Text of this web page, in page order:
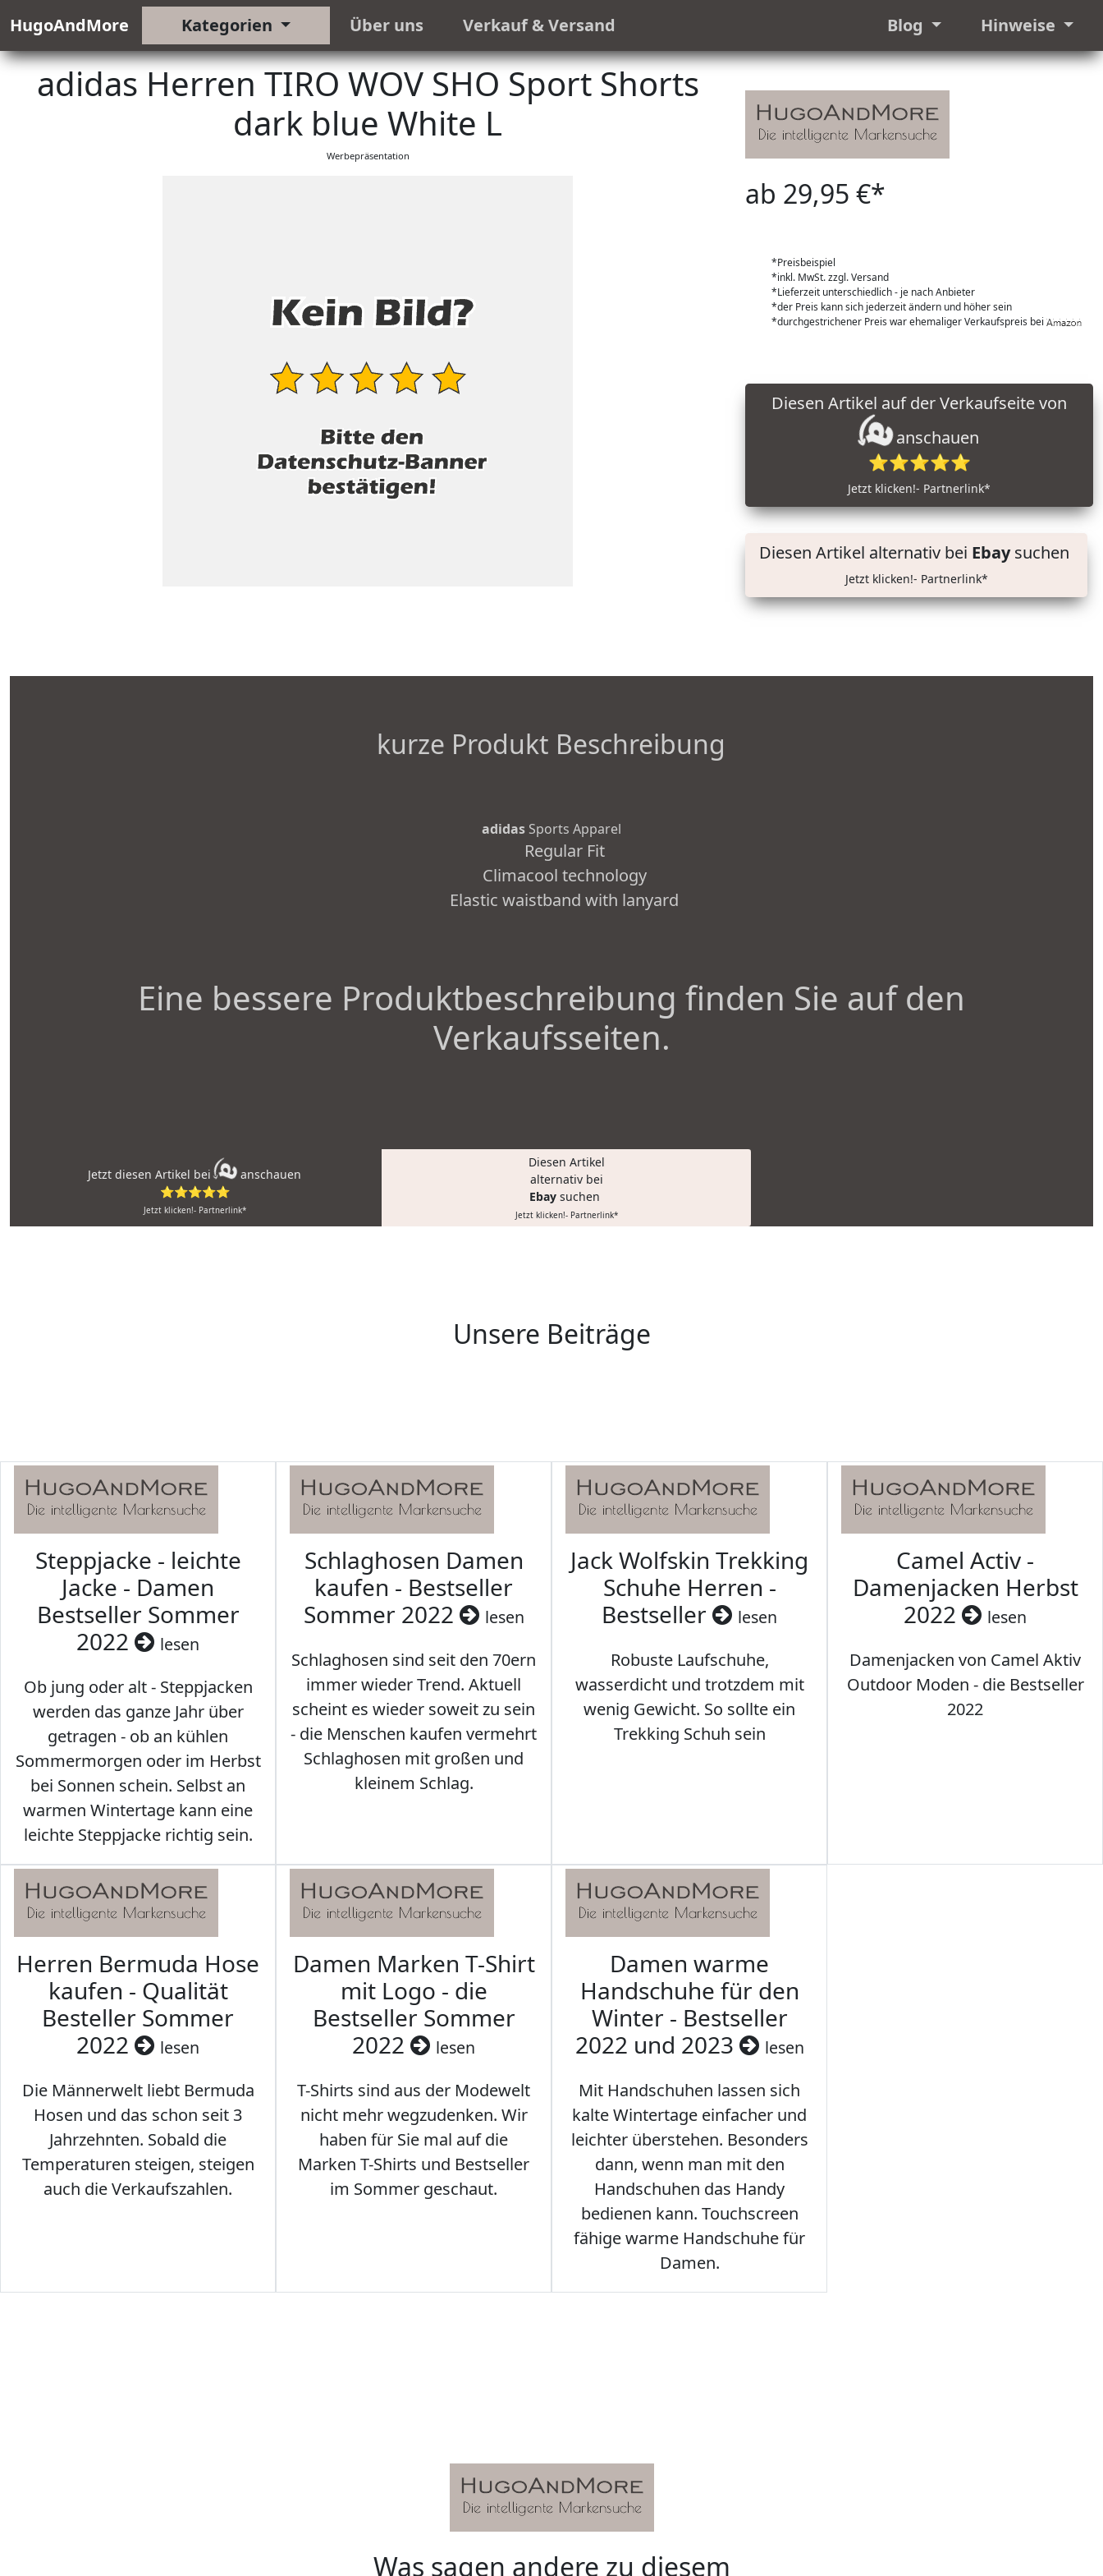
HugoAndMore Kategorien Über uns Verkauf & Versand Blog Hinweise
adidas Herren TIRO WOV SHO Sport Shorts
dark blue White L
Werbepräsentation
ab 29,95 €*
*Preisbeispiel
*inkl. MwSt. zzgl. Versand
*Lieferzeit unterschiedlich - je nach Anbieter
*der Preis kann sich jederzeit ändern und höher sein
*durchgestrichener Preis war ehemaliger Verkaufspreis bei
anschauen
⭐⭐⭐⭐⭐
Jetzt klicken!- Partnerlink*
Diesen Artikel alternativ bei Ebaysuchen
Jetzt klicken!- Partnerlink*
kurze Produkt Beschreibung
adidasSports Apparel
Regular Fit
Climacool technology
Elastic waistband with lanyard
Eine bessere Produktbeschreibung finden Sie auf den
Verkaufsseiten.
Jetzt diesen Artikel bei
anschauen
⭐⭐⭐⭐⭐
Jetzt klicken!- Partnerlink*
Diesen Artikel
alternativ bei
Ebay suchen
Jetzt klicken!- Partnerlink*
Unsere Beiträge
Steppjacke - leichte
Jacke - Damen
Bestseller Sommer
2022
lesen
Ob jung oder alt - Steppjacken
werden das ganze Jahr über
getragen - ob an kühlen
Sommermorgen oder im Herbst
bei Sonnen schein. Selbst an
warmen Wintertage kann eine
leichte Steppjacke richtig sein.
Schlaghosen Damen
kaufen - Bestseller
Sommer 2022
lesen
Schlaghosen sind seit den 70ern
immer wieder Trend. Aktuell
scheint es wieder soweit zu sein
- die Menschen kaufen vermehrt
Schlaghosen mit großen und
kleinem Schlag.
Jack Wolfskin Trekking
Schuhe Herren -
Bestseller
lesen
Robuste Laufschuhe,
wasserdicht und trotzdem mit
wenig Gewicht. So sollte ein
Trekking Schuh sein
Camel Activ -
Damenjacken Herbst
2022
lesen
Damenjacken von Camel Aktiv
Outdoor Moden - die Bestseller
2022
Herren Bermuda Hose
kaufen - Qualität
Besteller Sommer
2022
lesen
Die Männerwelt liebt Bermuda
Hosen und das schon seit 3
Jahrzehnten. Sobald die
Temperaturen steigen, steigen
auch die Verkaufszahlen.
Damen Marken T-Shirt
mit Logo - die
Bestseller Sommer
2022
lesen
T-Shirts sind aus der Modewelt
nicht mehr wegzudenken. Wir
haben für Sie mal auf die
Marken T-Shirts und Bestseller
im Sommer geschaut.
Damen warme
Handschuhe für den
Winter - Bestseller
2022 und 2023
lesen
Mit Handschuhen lassen sich
kalte Wintertage einfacher und
leichter überstehen. Besonders
dann, wenn man mit den
Handschuhen das Handy
bedienen kann. Touchscreen
fähige warme Handschuhe für
Damen.
Was sagen andere zu diesem